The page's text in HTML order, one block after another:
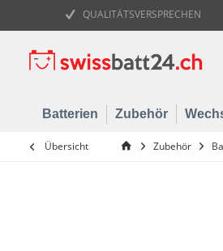
QUALITÄTSVERSPRECHEN
Batterien Zubehör
Übersicht Zubehör